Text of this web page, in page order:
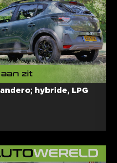
hybride, LPG